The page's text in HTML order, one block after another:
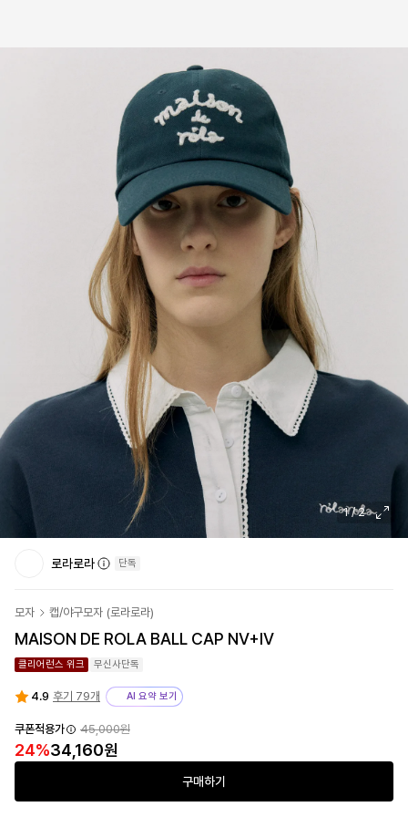
1/2
로라로라 단독
모자 캡/야구모자 (로라로라)
MAISON DE ROLA BALL CAP NV+IV
클리어런스 위크 무신사단독
4.9 후기 79개 AI 요약 보기
쿠폰적용가 45,000원
24%34,160원
구매하기